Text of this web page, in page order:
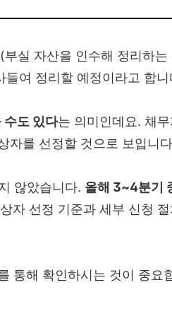
실 자산을 인수해 정리하
여 정리할 예정이라고 합니
수도 있다는 의미인데요. 채
자를 선정할 것으로 보입니
않았습니다. 올해 3~4분기
자 선정 기준과 세부 신청
통해 확인하시는 것이 중요